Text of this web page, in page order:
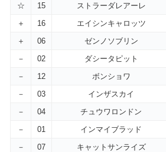
☆
15 ストラーダレアーレ
＋
16 エイシンキャロッツ
＋
06 ゼンノソブリン
－
02 ダシータピット
－
12 ボンショワ
－
03 インザスカイ
－
04 チュウワロンドン
－
01 インマイブラッド
－
07 キャットサンライズ